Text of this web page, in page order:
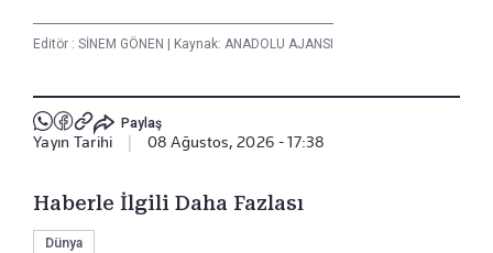
Editör : SİNEM GÖNEN Kaynak: ANADOLU AJANSI
Paylaş
Yayın Tarihi 08 Ağustos, 2026 - 17:38
Haberle İlgili Daha Fazlası
Dünya